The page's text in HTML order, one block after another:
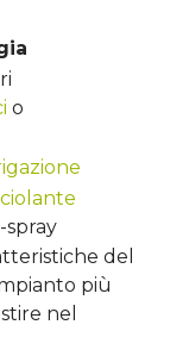
o
spray
del
più
nel